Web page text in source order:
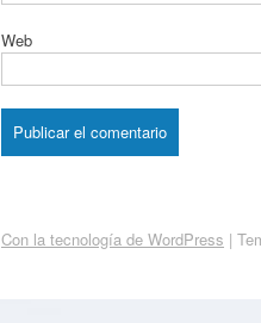
Web
Con la tecnología de WordPress |